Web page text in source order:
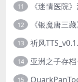
11
12
13
14 亚洲之子存
15